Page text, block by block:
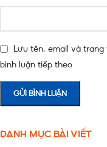
Lưu tên, email và
bình luận tiếp theo
DANH MỤC BÀI VIẾT